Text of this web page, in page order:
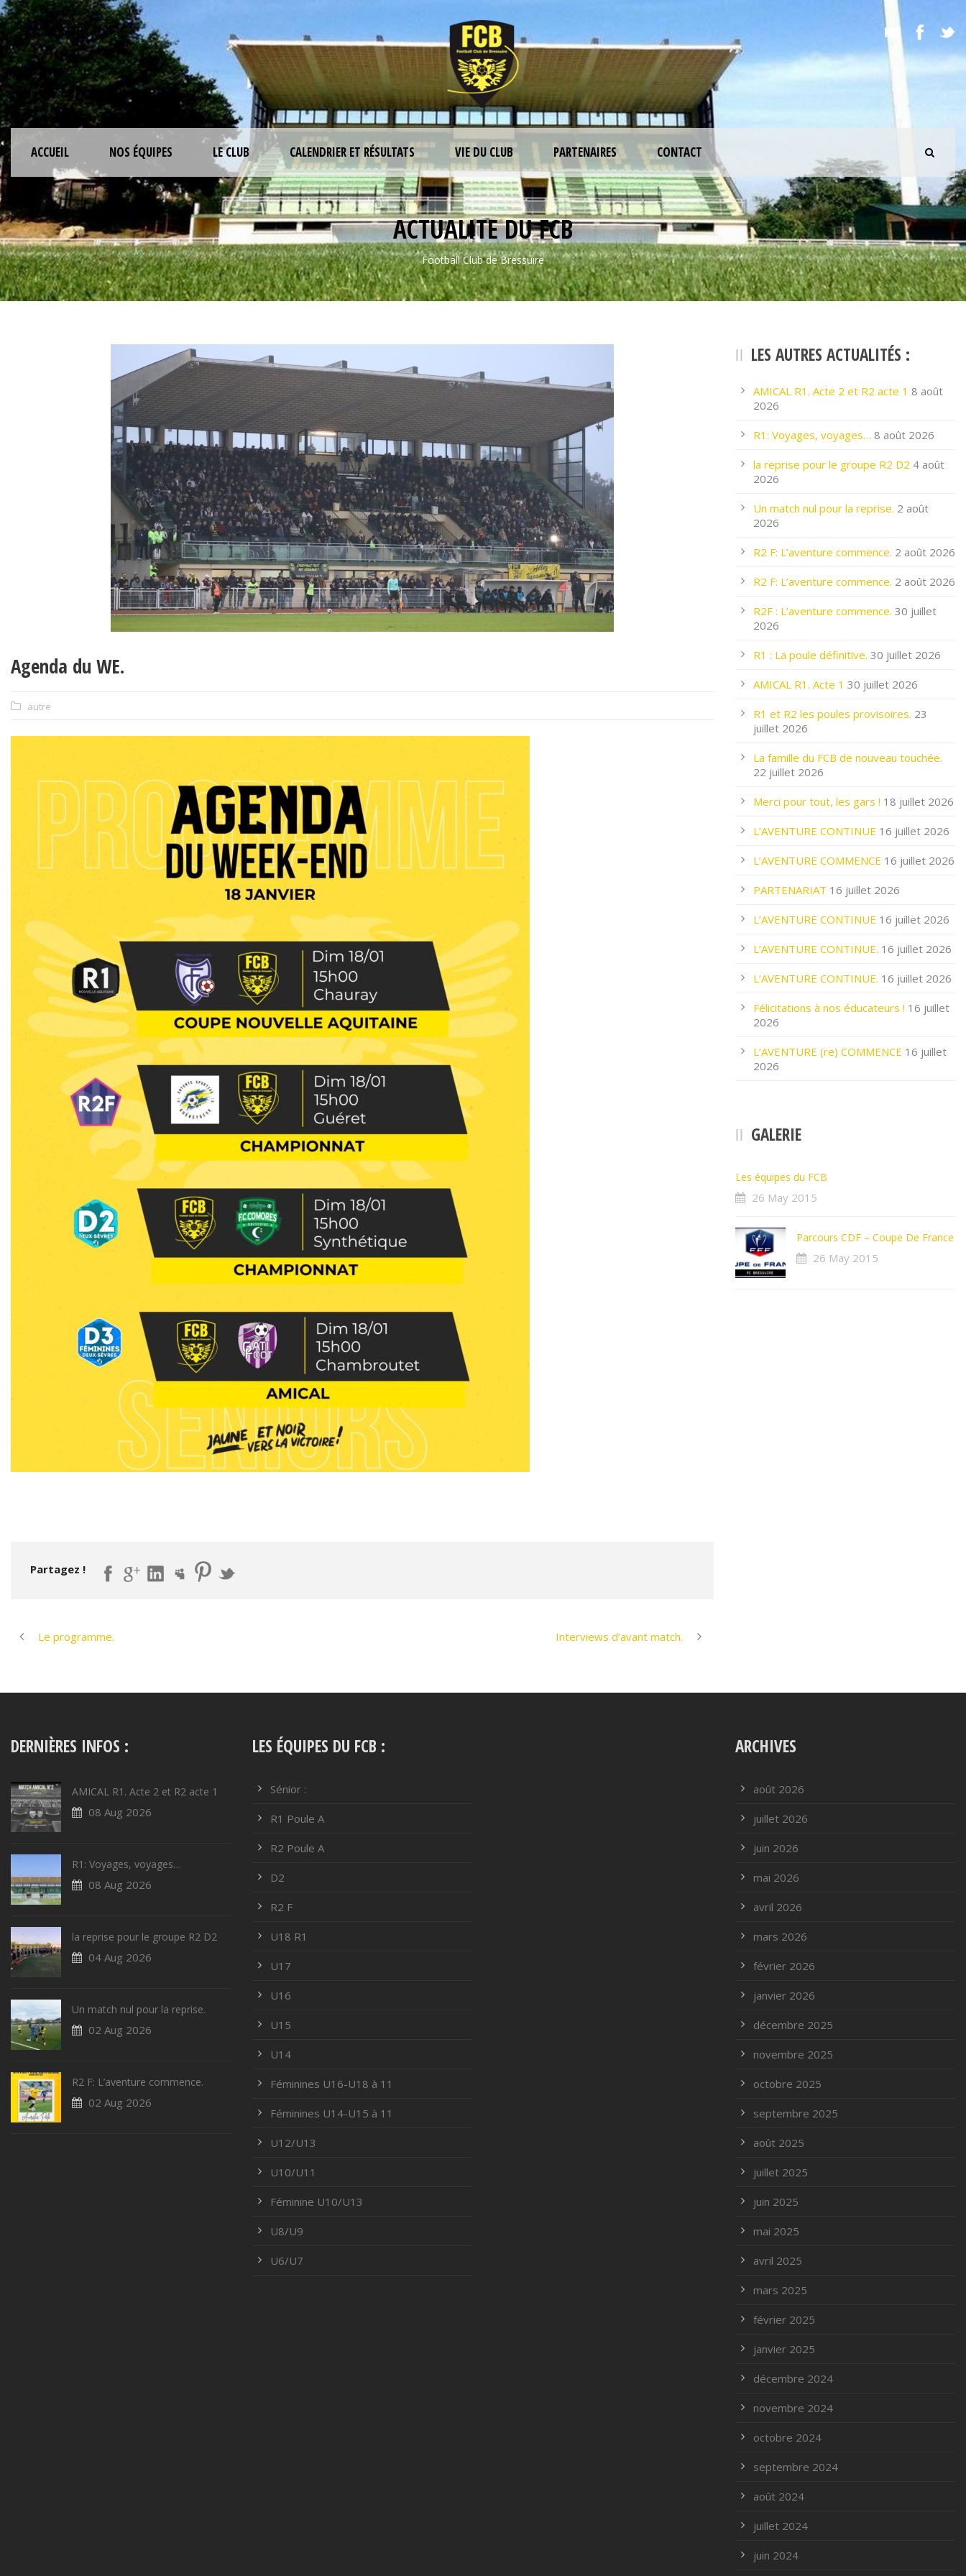
ACCUEIL NOS ÉQUIPES LE CLUB CALENDRIER ET RÉSULTATS VIE DU CLUB PARTENAIRES CONTACT
ACTUALITE DU FCB
Football Club de Bressuire
Agenda du WE.
autre
Partagez !
Le programme. Interviews d’avant match.
LES AUTRES ACTUALITÉS :
AMICAL R1. Acte 2 et R2 acte 1 8 août
2026
R1: Voyages, voyages… 8 août 2026
la reprise pour le groupe R2 D2 4 août
2026
Un match nul pour la reprise. 2 août
2026
R2 F: L’aventure commence. 2 août 2026
R2 F: L’aventure commence. 2 août 2026
R2F : L’aventure commence. 30 juillet
2026
R1 : La poule définitive. 30 juillet 2026
AMICAL R1. Acte 1 30 juillet 2026
R1 et R2 les poules provisoires. 23
juillet 2026
La famille du FCB de nouveau touchée.
22 juillet 2026
Merci pour tout, les gars ! 18 juillet 2026
L’AVENTURE CONTINUE 16 juillet 2026
L’AVENTURE COMMENCE 16 juillet 2026
PARTENARIAT 16 juillet 2026
L’AVENTURE CONTINUE 16 juillet 2026
L’AVENTURE CONTINUE. 16 juillet 2026
L’AVENTURE CONTINUE. 16 juillet 2026
Félicitations à nos éducateurs ! 16 juillet
2026
L’AVENTURE (re) COMMENCE 16 juillet
2026
GALERIE
Les équipes du FCB
26 May 2015
Parcours CDF – Coupe De France
26 May 2015
DERNIÈRES INFOS :
AMICAL R1. Acte 2 et R2 acte 1
08 Aug 2026
R1: Voyages, voyages…
08 Aug 2026
la reprise pour le groupe R2 D2
04 Aug 2026
Un match nul pour la reprise.
02 Aug 2026
R2 F: L’aventure commence.
02 Aug 2026
LES ÉQUIPES DU FCB :
Sénior :
R1 Poule A
R2 Poule A
D2
R2 F
U18 R1
U17
U16
U15
U14
Féminines U16-U18 à 11
Féminines U14-U15 à 11
U12/U13
U10/U11
Féminine U10/U13
U8/U9
U6/U7
ARCHIVES
août 2026
juillet 2026
juin 2026
mai 2026
avril 2026
mars 2026
février 2026
janvier 2026
décembre 2025
novembre 2025
octobre 2025
septembre 2025
août 2025
juillet 2025
juin 2025
mai 2025
avril 2025
mars 2025
février 2025
janvier 2025
décembre 2024
novembre 2024
octobre 2024
septembre 2024
août 2024
juillet 2024
juin 2024